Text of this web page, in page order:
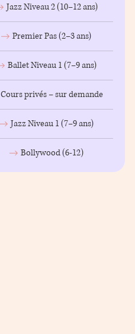
Jazz Niveau 2 (10–12 ans)
Premier Pas (2–3 ans)
Ballet Niveau 1 (7–9 ans)
Cours privés – sur demande
Jazz Niveau 1 (7–9 ans)
Bollywood (6-12)